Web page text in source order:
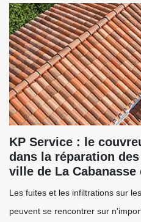
KP Service : le
dans la réparation
ville de La
Les fuites et les infiltrations sur
peuvent se rencontrer sur